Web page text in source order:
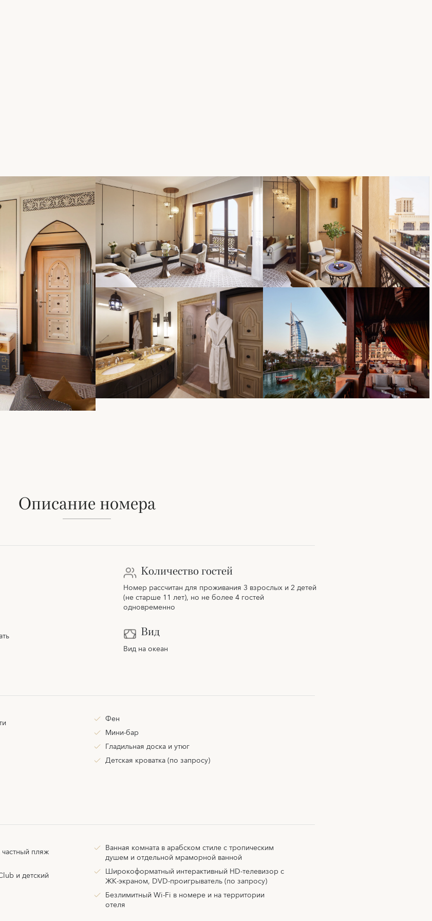
Описание номера
Количество гостей
Номер рассчитан для проживания 3 взрослых и 2 детей
(не старше 11 лет), но не более 4 гостей
одновременно
Вид
Вид на океан
Фен
Мини-бар
Гладильная доска и утюг
Детская кроватка (по запросу)
пляж
и детский
Ванная комната в арабском стиле с тропическим
душем и отдельной мраморной ванной
Широкоформатный интерактивный HD-телевизор с
ЖК-экраном, DVD-проигрыватель (по запросу)
Безлимитный Wi-Fi в номере и на территории
отеля